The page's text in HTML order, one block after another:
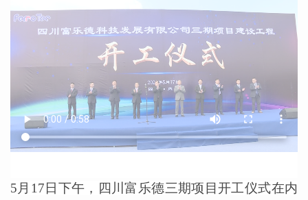
5 月17日下午，四川富乐德三期项目开工仪式在内